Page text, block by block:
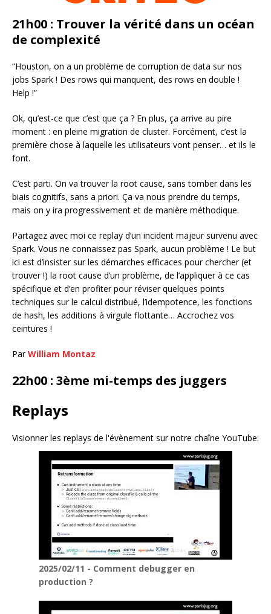
21h00 : Trouver la vérité dans un océan
de complexité
“Houston, on a un problème de corruption de data sur nos
jobs Spark ! Des rows qui manquent, des rows en double !
Help !”
Ok, qu’est-ce que c’est que ça ? En plus, ça arrive au pire
moment : en pleine migration de cluster. Forcément, c’est la
première chose à laquelle les utilisateurs vont penser… et ils le
font.
C’est parti. On va trouver la root cause, sans tomber dans les
biais cognitifs, sans a priori. Ça va nous prendre du temps,
mais on y ira progressivement et de manière méthodique.
Partagez avec moi ce replay d’un incident majeur survenu avec
Spark. Vous ne connaissez pas Spark, aucun problème ! Le but
ici est d’insister sur les démarches efficaces pour chercher (et
trouver !) la root cause d’un problème, de l’appliquer à ce cas
spécifique et d’en profiter pour réviser quelques points
techniques sur le calcul distribué, l’idempotence, les fonctions
de hash, les additions à virgule flottante… Accrochez vos
ceintures !
ParWilliam Montaz
22h00 : 3ème mi-temps des juggers
Replays
Visionner les replays de l'évènement sur notre chaîne YouTube:
2025/02/11 - Comment debugger en
production ?